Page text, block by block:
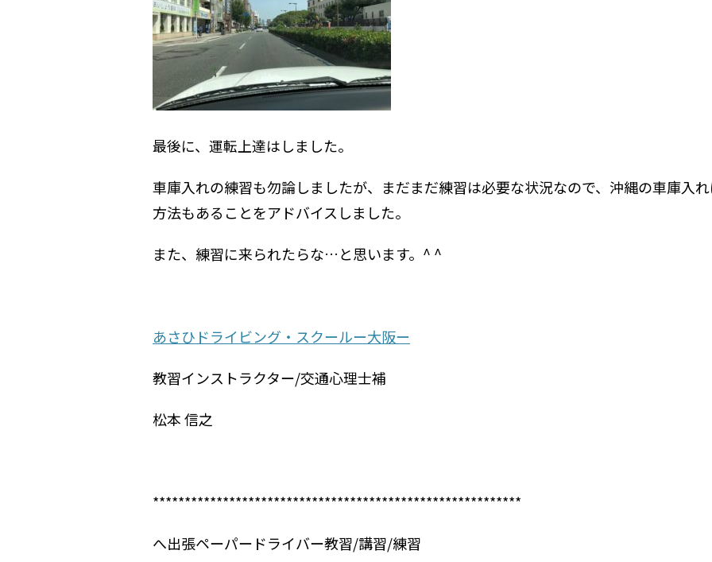
最後に、運転上達はしました。
車庫入れの練習も勿論しましたが、まだまだ練習は必要な状況なので、沖縄の車庫入
方法もあることをアドバイスしました。
また、練習に来られたらな…と思います。^ ^
あさひドライビング・スクールー大阪ー
教習インストラクター/交通心理士補
松本 信之
**********************************************************
へ出張ペーパードライバー教習/講習/練習